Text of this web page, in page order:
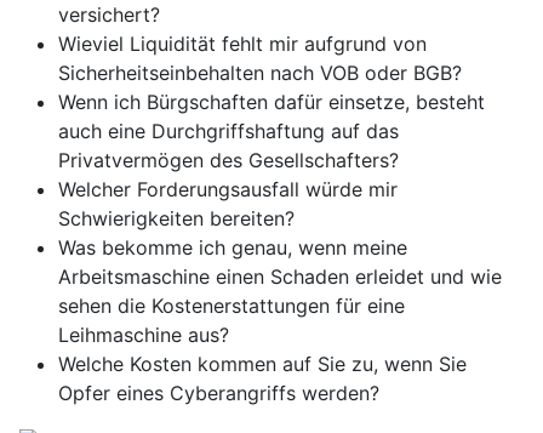
versichert?
Wieviel Liquidität fehlt mir aufgrund von
Sicherheitseinbehalten nach VOB oder BGB?
Wenn ich Bürgschaften dafür einsetze, besteht
auch eine Durchgriffshaftung auf das
Privatvermögen des Gesellschafters?
Welcher Forderungsausfall würde mir
Schwierigkeiten bereiten?
Was bekomme ich genau, wenn meine
Arbeitsmaschine einen Schaden erleidet und wie
sehen die Kostenerstattungen für eine
Leihmaschine aus?
Welche Kosten kommen auf Sie zu, wenn Sie
Opfer eines Cyberangriffs werden?